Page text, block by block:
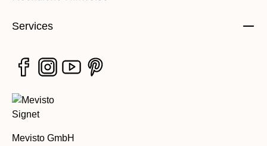
Services
Mevisto GmbH